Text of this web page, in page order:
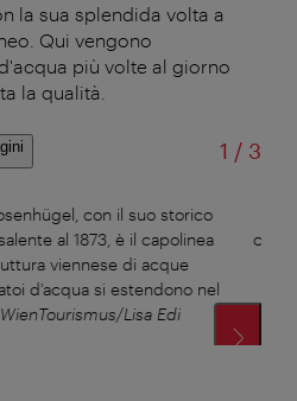
la sua splendida volta a
Qui vengono
più volte al giorno
la qualità.
1 /di
3
con il suo storico
al 1873, è il capolinea
viennese di acque
d'acqua si estendono nel
Lisa Edi